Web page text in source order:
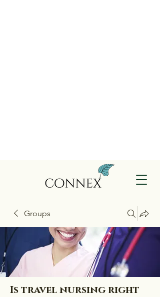
Groups
Is travel nursing right